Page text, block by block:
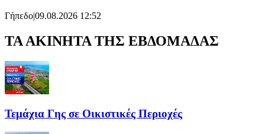
Γήπεδο|09.08.2026 12:52
ΤΑ ΑΚΙΝΗΤΑ ΤΗΣ ΕΒΔΟΜΑΔΑΣ
Τεμάχια Γης σε Οικιστικές Περιοχές